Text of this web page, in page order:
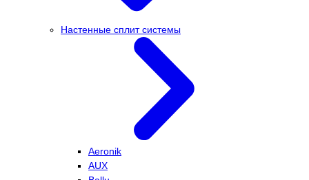
Настенные сплит системы
Aeronik
AUX